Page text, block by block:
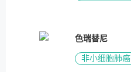
色瑞替尼
非小细胞肺癌